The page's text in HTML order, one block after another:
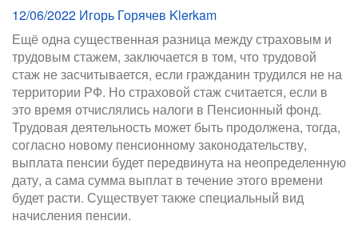
12/06/2022 Игорь Горячев Klerkam
Ещё одна существенная разница между страховым и
трудовым стажем, заключается в том, что трудовой
стаж не засчитывается, если гражданин трудился не на
территории РФ. Но страховой стаж считается, если в
это время отчислялись налоги в Пенсионный фонд.
Трудовая деятельность может быть продолжена, тогда,
согласно новому пенсионному законодательству,
выплата пенсии будет передвинута на неопределенную
дату, а сама сумма выплат в течение этого времени
будет расти. Существует также специальный вид
начисления пенсии.